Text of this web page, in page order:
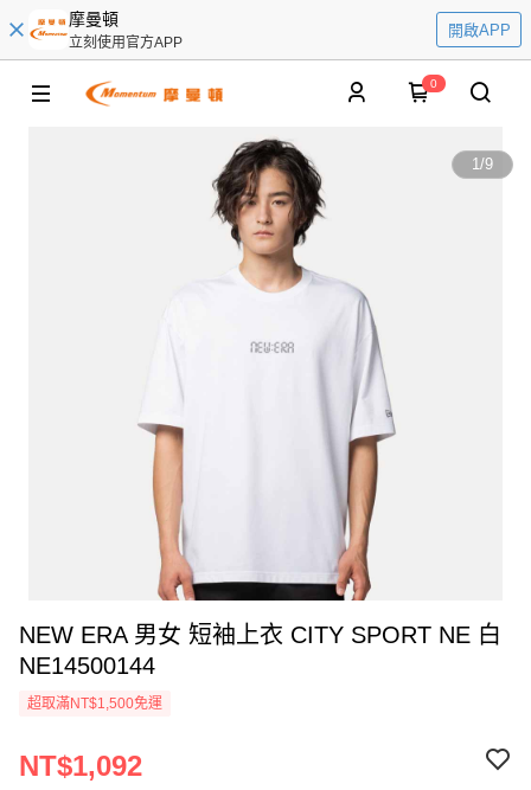
摩曼頓
立刻使用官方APP
開啟APP
0
1/9
NEW ERA 男女 短袖上衣 CITY SPORT NE 白
NE14500144
超取滿NT$1,500免運
NT$1,092